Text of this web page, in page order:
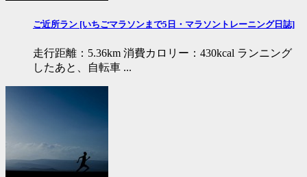
ご近所ラン [いちごマラソンまで5日・マラソントレーニング日誌]
走行距離：5.36km 消費カロリー：430kcal ランニング
したあと、自転車 ...